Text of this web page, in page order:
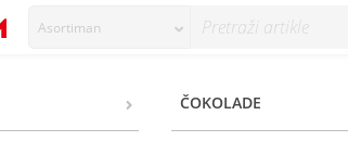
Asortiman
ČOKOLADE